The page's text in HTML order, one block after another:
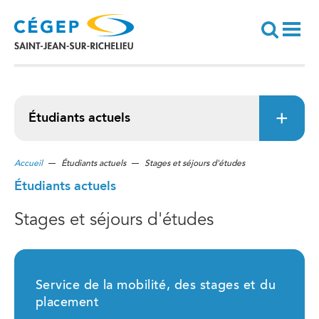
contenu
principal
Recherche
Étudiants actuels
Accueil Étudiants actuels Stages et séjours d'études
Étudiants actuels
Stages et séjours d'études
Service de la mobilité, des stages et du
placement